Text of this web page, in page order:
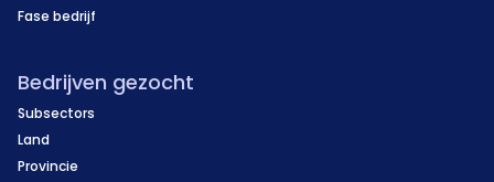
Fase bedrijf
Bedrijven gezocht
Subsectors
Land
Provincie